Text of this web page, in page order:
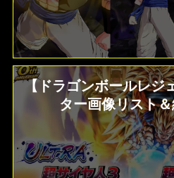
【ドラゴンボールレジェンズ】全キャラク
ター画像リスト